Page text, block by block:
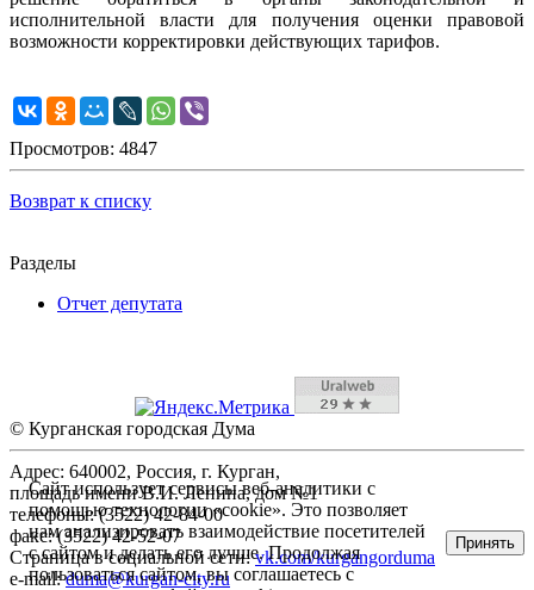
исполнительной власти для получения оценки правовой
возможности корректировки действующих тарифов.
Просмотров: 4847
Возврат к списку
Разделы
Отчет депутата
© Курганская городская Дума
Адрес: 640002, Россия, г. Курган,
площадь имени В.И. Ленина, дом №1
телефоны: (3522) 42-84-00
факс: (3522) 42-52-07
Страница в социальной сети:vk.com/kurgangorduma
e-mail:duma@kurgan-city.ru
Сайт использует сервисы веб-аналитики с
помощью технологии «cookie». Это позволяет
нам анализировать взаимодействие посетителей
с сайтом и делать его лучше. Продолжая
пользоваться сайтом, вы соглашаетесь с
Принять